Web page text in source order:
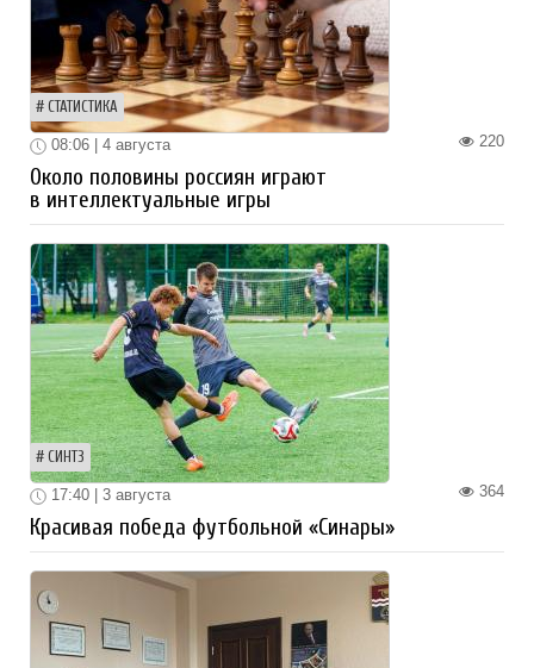
СТАТИСТИКА
220
08:06 | 4 августа
Около половины россиян играют
в интеллектуальные игры
СИНТЗ
364
17:40 | 3 августа
Красивая победа футбольной «Синары»